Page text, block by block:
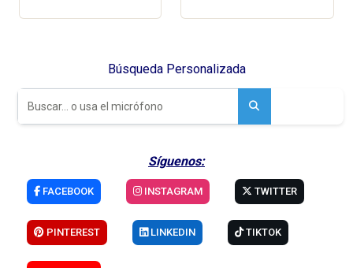
Búsqueda Personalizada
Síguenos:
FACEBOOK INSTAGRAM TWITTER
PINTEREST LINKEDIN TIKTOK